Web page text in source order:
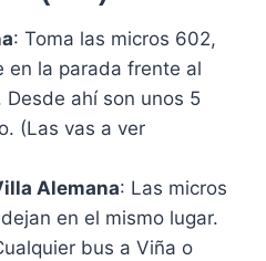
: Toma las micros 602,
en la parada frente al
ahí son unos 5
(Las vas a ver
Alemana: Las micros
en el mismo lugar.
bus a Viña o